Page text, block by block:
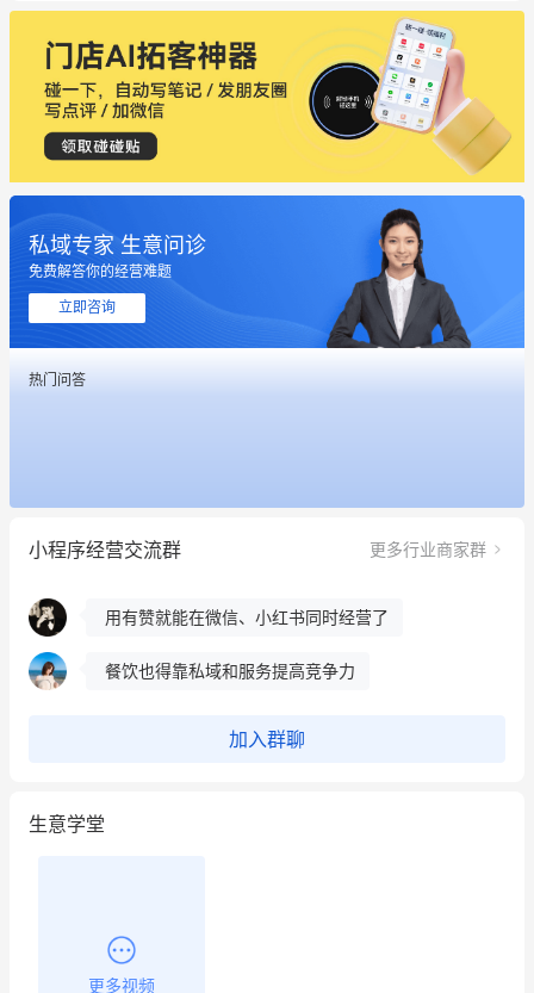
私域专家 生意问诊
免费解答你的经营难题
立即咨询
热门问答
小程序经营交流群 更多行业商家群
这个营销策划案例推荐大家看一下
用有赞就能在微信、小红书同时经营了
餐饮也得靠私域和服务提高竞争力
这个营销策划案例推荐大家看一下
用有赞就能在微信、小红书同时经营了
餐饮也得靠私域和服务提高竞争力
昨晚的直播课程太好啦❤️
加入群聊
生意学堂
更多视频